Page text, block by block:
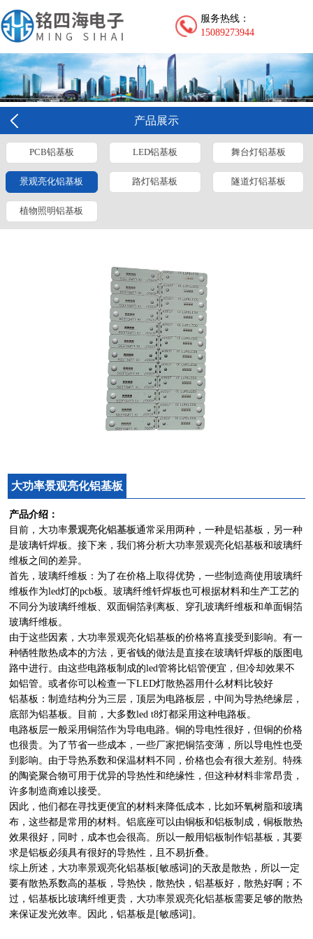
服务热线：
15089273944
产品展示
PCB铝基板 LED铝基板 舞台灯铝基板
景观亮化铝基板 路灯铝基板 隧道灯铝基板
植物照明铝基板
大功率景观亮化铝基板
产品介绍：
目前，大功率景观亮化铝基板通常采用两种，一种是铝基板，另一种
是玻璃钎焊板。接下来，我们将分析大功率景观亮化铝基板和玻璃纤
维板之间的差异。
首先，玻璃纤维板：为了在价格上取得优势，一些制造商使用玻璃纤
维板作为led灯的pcb板。玻璃纤维钎焊板也可根据材料和生产工艺的
不同分为玻璃纤维板、双面铜箔剥离板、穿孔玻璃纤维板和单面铜箔
玻璃纤维板。
由于这些因素，大功率景观亮化铝基板的价格将直接受到影响。有一
种牺牲散热成本的方法，更省钱的做法是直接在玻璃钎焊板的版图电
路中进行。由这些电路板制成的led管将比铝管便宜，但冷却效果不
如铝管。或者你可以检查一下LED灯散热器用什么材料比较好
铝基板：制造结构分为三层，顶层为电路板层，中间为导热绝缘层，
底部为铝基板。目前，大多数led t8灯都采用这种电路板。
电路板层一般采用铜箔作为导电电路。铜的导电性很好，但铜的价格
也很贵。为了节省一些成本，一些厂家把铜箔变薄，所以导电性也受
到影响。由于导热系数和保温材料不同，价格也会有很大差别。特殊
的陶瓷聚合物可用于优异的导热性和绝缘性，但这种材料非常昂贵，
许多制造商难以接受。
因此，他们都在寻找更便宜的材料来降低成本，比如环氧树脂和玻璃
布，这些都是常用的材料。铝底座可以由铜板和铝板制成，铜板散热
效果很好，同时，成本也会很高。所以一般用铝板制作铝基板，其要
求是铝板必须具有很好的导热性，且不易折叠。
综上所述，大功率景观亮化铝基板[敏感词]的天敌是散热，所以一定
要有散热系数高的基板，导热快，散热快，铝基板好，散热好啊；不
过，铝基板比玻璃纤维更贵，大功率景观亮化铝基板需要足够的散热
来保证发光效率。因此，铝基板是[敏感词]。